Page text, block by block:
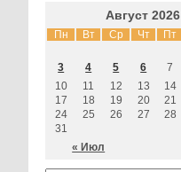
Август 2026
Пн Вт Ср Чт Пт
« Июл
3
4 5 6 7
10
11 12 13 14
17
18 19 20 21
24
25 26 27 28
31